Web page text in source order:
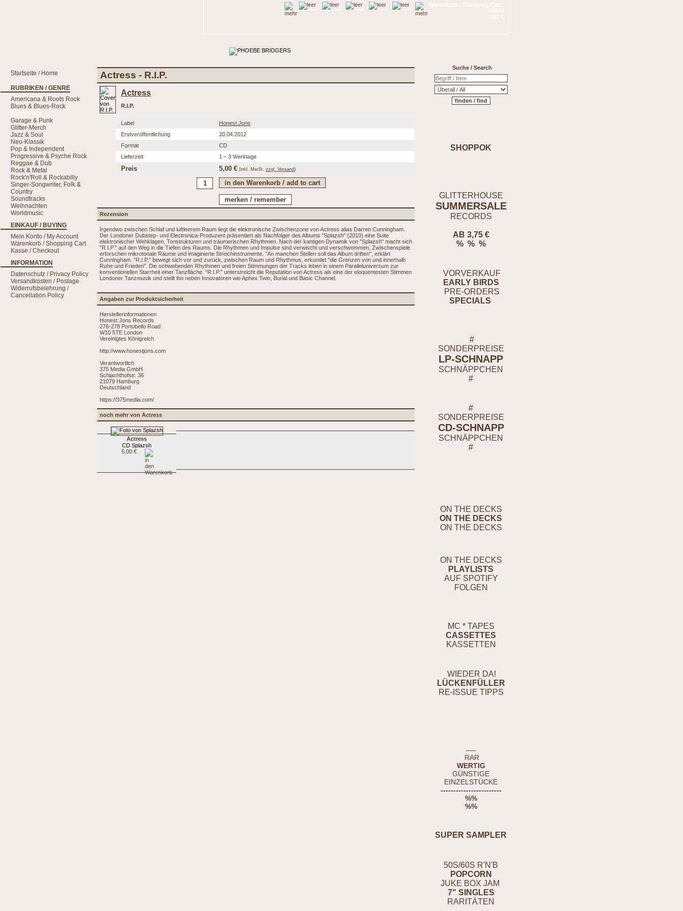
Suche / Search
SHOPPOK
GLITTERHOUSE
SUMMERSALE
RECORDS
AB 3,75 €
% % %
VORVERKAUF
EARLY BIRDS
PRE-ORDERS
SPECIALS
#
SONDERPREISE
LP-SCHNAPP
SCHNÄPPCHEN
#
#
SONDERPREISE
CD-SCHNAPP
SCHNÄPPCHEN
#
ON THE DECKS
ON THE DECKS
ON THE DECKS
ON THE DECKS
PLAYLISTS
AUF SPOTIFY
FOLGEN
MC * TAPES
CASSETTES
KASSETTEN
WIEDER DA!
LÜCKENFÜLLER
RE-ISSUE TIPPS
-----
RAR
WERTIG
GÜNSTIGE
EINZELSTÜCKE
------------------------
%%
%%
SUPER SAMPLER
50S/60S R'N'B
POPCORN
JUKE BOX JAM
7" SINGLES
RARITÄTEN
Startseite / Home
RUBRIKEN / GENRE
Americana & Roots Rock
Blues & Blues-Rock
Garage & Punk
Glitter-Merch
Jazz & Soul
Neo-Klassik
Pop & Independent
Progressive & Psyche Rock
Reggae & Dub
Rock & Metal
Rock'n'Roll & Rockabilly
Singer-Songwriter, Folk &
Country
Soundtracks
Weihnachten
Worldmusic
EINKAUF / BUYING
Mein Konto / My Account
Warenkorb / Shopping Cart
Kasse / Checkout
INFORMATION
Datenschutz / Privacy Policy
Versandkosten / Postage
Widerrufsbelehrung /
Cancellation Policy
Actress - R.I.P.
Actress
R.I.P.
Label
Honest Jons
Erstveröffentlichung
20.04.2012
Format
CD
Lieferzeit
1 – 3 Werktage
Preis 5,00 € (inkl. MwSt. zzgl. Versand)
Rezension
Irgendwo zwischen Schlaf und luftleerem Raum liegt die elektronische Zwischenzone von Actress alias Darren Cunningham.
Der Londoner Dubstep- und Electronica-Produzent präsentiert als Nachfolger des Albums "Splazsh" (2010) eine Suite
elektronischer Wehklagen, Tonstrukturen und träumerischen Rhythmen. Nach der kantigen Dynamik von "Splazsh" macht sich
"R.I.P." auf den Weg in die Tiefen des Raums. Die Rhythmen und Impulse sind verwischt und verschwommen, Zwischenspiele
erforschen mikrotonale Räume und imaginierte Streichinstrumente. "An manchen Stellen soll das Album driften", erklärt
Cunningham. "R.I.P." bewegt sich vor und zurück, zwischen Raum und Rhythmus, erkundet "die Grenzen von und innerhalb
Ruhe und Frieden". Die schwebenden Rhythmen und freien Stimmungen der Tracks leben in einem Paralleluniversum zur
konventionellen Starrheit einer Tanzfläche. "R.I.P." unterstreicht die Reputation von Actress als eine der eloquentesten Stimmen
Londoner Tanzmusik und stellt ihn neben Innovatoren wie Aphex Twin, Burial und Basic Channel.
Angaben zur Produktsicherheit
Herstellerinformationen
Honest Jons Records
276-278 Portobello Road
W10 5TE London
Vereinigtes Königreich
http://www.honestjons.com
Verantwortlich
375 Media GmbH
Schlachthofstr. 36
21079 Hamburg
Deutschland
https://375media.com/
noch mehr von Actress
Actress
CD Splazsh
5,00 €